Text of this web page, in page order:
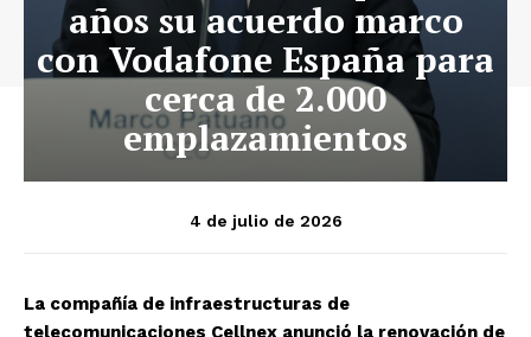
años su acuerdo marco
con Vodafone España para
cerca de 2.000
emplazamientos
4 de julio de 2026
La compañía de infraestructuras de
telecomunicaciones Cellnex anunció la renovación de